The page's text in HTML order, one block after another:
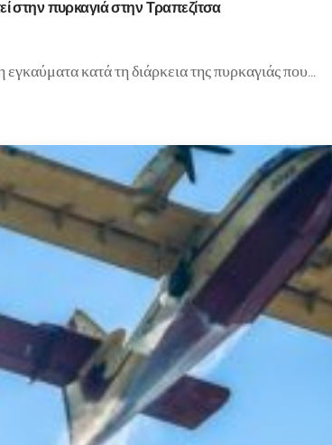
στην πυρκαγιά στην Τραπεζίτσα
κατά τη διάρκεια της πυρκαγιάς που…